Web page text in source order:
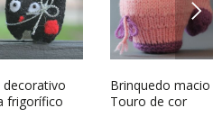
decorativo
frigorífico
Brinquedo macio
Touro de cor
NEXT
de
Placa de madeira
entalhada